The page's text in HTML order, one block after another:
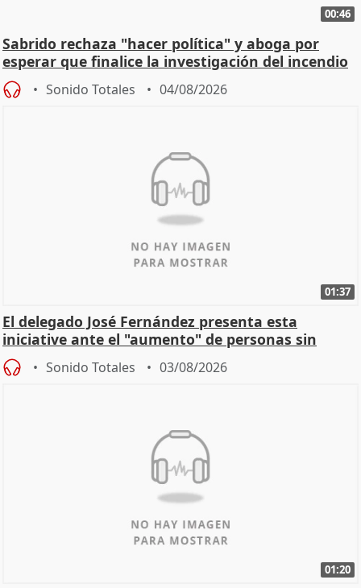
00:46
Sabrido rechaza "hacer política" y aboga por
esperar que finalice la investigación del incendio
Sonido Totales 04/08/2026
01:37
El delegado José Fernández presenta esta
iniciative ante el "aumento" de personas sin
hogar en Madri
Sonido Totales 03/08/2026
01:20